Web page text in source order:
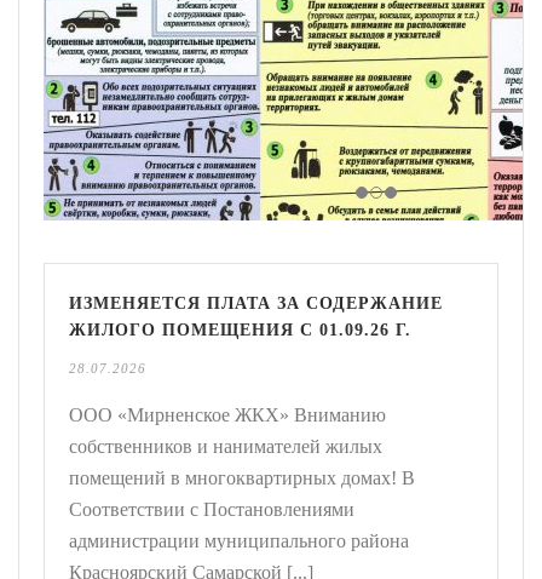
ИЗМЕНЯЕТСЯ ПЛАТА ЗА СОДЕРЖАНИЕ
ЖИЛОГО ПОМЕЩЕНИЯ С 01.09.26 Г.
28.07.2026
ООО «Мирненское ЖКХ» Вниманию
собственников и нанимателей жилых
помещений в многоквартирных домах! В
Соответствии с Постановлениями
администрации муниципального района
Красноярский Самарской [...]